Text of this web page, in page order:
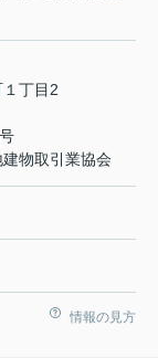
丁目2
物取引業協会
情報の見方